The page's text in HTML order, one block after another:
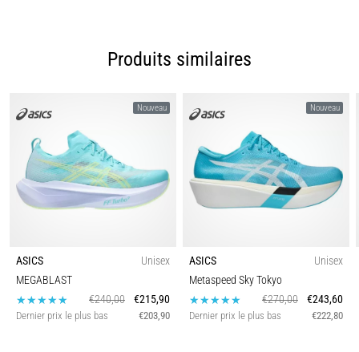
Produits similaires
Nouveau
ASICS
Unisex
MEGABLAST
€240,00
€215,90
Dernier prix le plus bas €203,90
Nouveau
ASICS
Unisex
Metaspeed Sky Tokyo
€270,00
€243,60
Dernier prix le plus bas €222,80